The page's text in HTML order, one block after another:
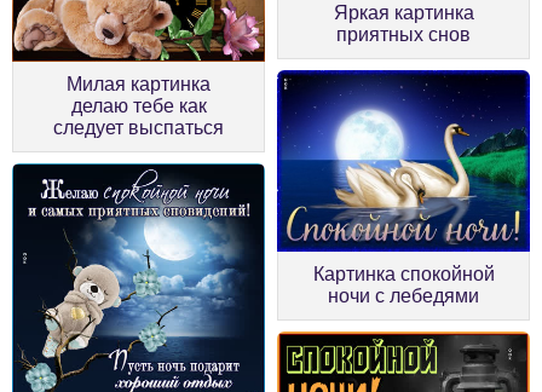
Милая картинка
делаю тебе как
следует выспаться
Яркая картинка
приятных снов
Картинка спокойной
ночи с лебедями